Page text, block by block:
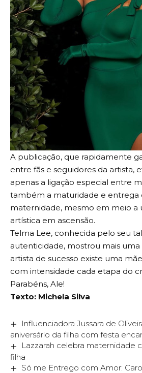
A publicação, que rapidamente
entre fãs e seguidores da artista,
apenas a ligação especial entre
também a maturidade e entrega
maternidade, mesmo em meio a
artística em ascensão.
Telma Lee, conhecida pelo seu
autenticidade, mostrou mais uma
artista de sucesso existe uma
com intensidade cada etapa do
Parabéns, Ale!
Texto: Michela Silva
Influenciadora Jussara de
aniversário da filha com festa
Lazzarah celebra maternidade
filha
Só me Entrego com Amor: